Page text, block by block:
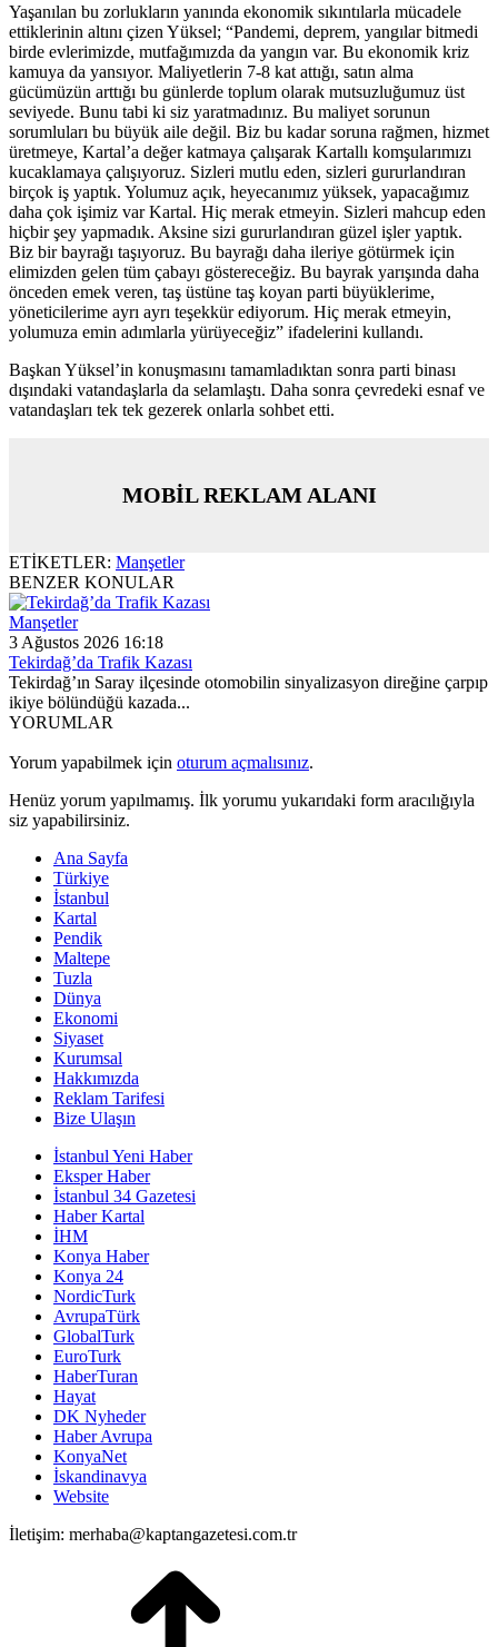
Yaşanılan bu zorlukların yanında ekonomik sıkıntılarla mücadele
ettiklerinin altını çizen Yüksel; “Pandemi, deprem, yangılar bitmedi
birde evlerimizde, mutfağımızda da yangın var. Bu ekonomik kriz
kamuya da yansıyor. Maliyetlerin 7-8 kat attığı, satın alma
gücümüzün arttığı bu günlerde toplum olarak mutsuzluğumuz üst
seviyede. Bunu tabi ki siz yaratmadınız. Bu maliyet sorunun
sorumluları bu büyük aile değil. Biz bu kadar soruna rağmen, hizmet
üretmeye, Kartal’a değer katmaya çalışarak Kartallı komşularımızı
kucaklamaya çalışıyoruz. Sizleri mutlu eden, sizleri gururlandıran
birçok iş yaptık. Yolumuz açık, heyecanımız yüksek, yapacağımız
daha çok işimiz var Kartal. Hiç merak etmeyin. Sizleri mahcup eden
hiçbir şey yapmadık. Aksine sizi gururlandıran güzel işler yaptık.
Biz bir bayrağı taşıyoruz. Bu bayrağı daha ileriye götürmek için
elimizden gelen tüm çabayı göstereceğiz. Bu bayrak yarışında daha
önceden emek veren, taş üstüne taş koyan parti büyüklerime,
yöneticilerime ayrı ayrı teşekkür ediyorum. Hiç merak etmeyin,
yolumuza emin adımlarla yürüyeceğiz” ifadelerini kullandı.
Başkan Yüksel’in konuşmasını tamamladıktan sonra parti binası
dışındaki vatandaşlarla da selamlaştı. Daha sonra çevredeki esnaf ve
vatandaşları tek tek gezerek onlarla sohbet etti.
MOBİL REKLAM ALANI
ETİKETLER: Manşetler
BENZER KONULAR
Manşetler
3 Ağustos 2026 16:18
Tekirdağ’da Trafik Kazası
Tekirdağ’ın Saray ilçesinde otomobilin sinyalizasyon direğine çarpıp
ikiye bölündüğü kazada...
YORUMLAR
Yorum yapabilmek için oturum açmalısınız.
Henüz yorum yapılmamış. İlk yorumu yukarıdaki form aracılığıyla
siz yapabilirsiniz.
Ana Sayfa
Türkiye
İstanbul
Kartal
Pendik
Maltepe
Tuzla
Dünya
Ekonomi
Siyaset
Kurumsal
Hakkımızda
Reklam Tarifesi
Bize Ulaşın
İstanbul Yeni Haber
Eksper Haber
İstanbul 34 Gazetesi
Haber Kartal
İHM
Konya Haber
Konya 24
NordicTurk
AvrupaTürk
GlobalTurk
EuroTurk
HaberTuran
Hayat
DK Nyheder
Haber Avrupa
KonyaNet
İskandinavya
Website
İletişim: merhaba@kaptangazetesi.com.tr